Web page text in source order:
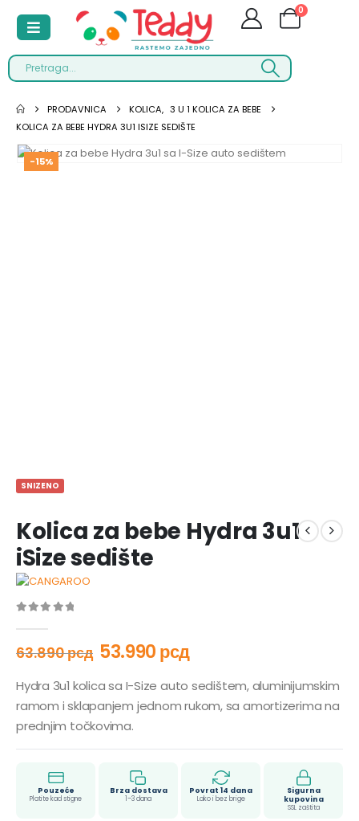
0
PRODAVNICA KOLICA, 3 U 1 KOLICA ZA BEBE
KOLICA ZA BEBE HYDRA 3U1 ISIZE SEDIŠTE
-15%
SNIZENO
Kolica za bebe Hydra 3u1
iSize sedište
63.890рсд 53.990рсд
Hydra 3u1 kolica sa I-Size auto sedištem, aluminijumskim
ramom i sklapanjem jednom rukom, sa amortizerima na
prednjim točkovima.
Pouzeće
Platite kad stigne
Brza dostava
1–3 dana
Povrat 14 dana
Lako i bez brige
Sigurna
kupovina
SSL zaštita